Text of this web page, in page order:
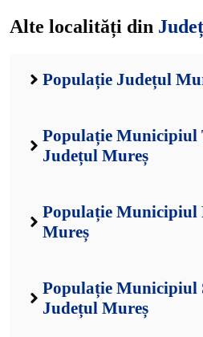
Alte localități din
Populație Județul
Populație Municipiul
Județul Mureș
Populație Municipiul
Mureș
Populație Municipiul
Județul Mureș